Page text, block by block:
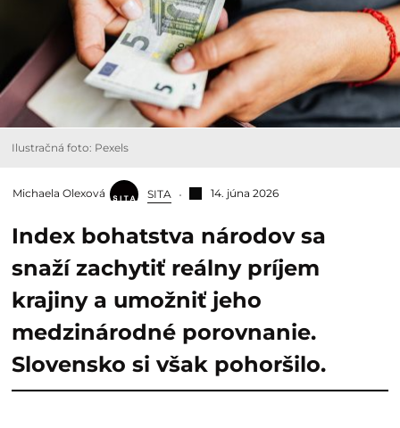
Ilustračná foto: Pexels
Michaela Olexová SITA 14. júna 2026
Index bohatstva národov sa
snaží zachytiť reálny príjem
krajiny a umožniť jeho
medzinárodné porovnanie.
Slovensko si však pohoršilo.